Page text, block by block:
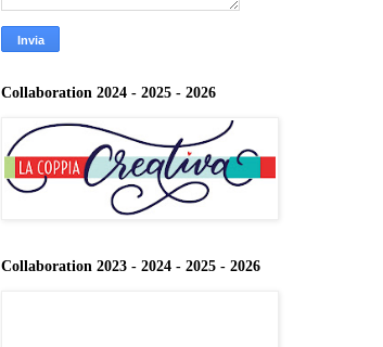
Collaboration 2024 - 2025 - 2026
Collaboration 2023 - 2024 - 2025 - 2026